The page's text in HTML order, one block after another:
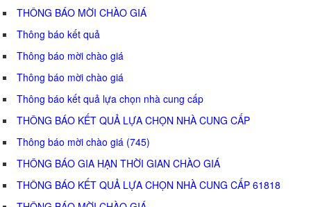
THÔNG BÁO MỜI CHÀO GIÁ
Thông báo kết quả
Thông báo mời chào giá
Thông báo mời chào giá
Thông báo kết quả lựa chọn nhà cung cấp
THÔNG BÁO KẾT QUẢ LỰA CHỌN NHÀ CUNG CẤP
Thông báo mời chào giá (745)
THÔNG BÁO GIA HẠN THỜI GIAN CHÀO GIÁ
THÔNG BÁO KẾT QUẢ LỰA CHỌN NHÀ CUNG CẤP 61818